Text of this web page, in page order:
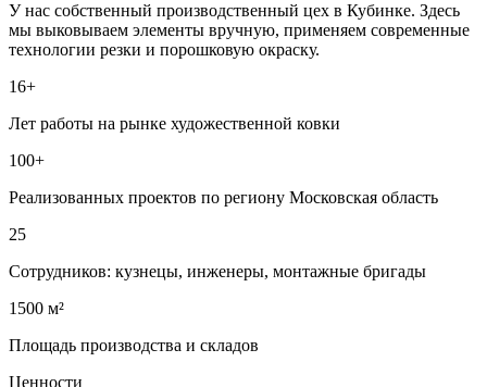
У нас собственный производственный цех в Кубинке. Здесь
мы выковываем элементы вручную, применяем современные
технологии резки и порошковую окраску.
16+
Лет работы на рынке художественной ковки
100+
Реализованных проектов по региону Московская область
25
Сотрудников: кузнецы, инженеры, монтажные бригады
1500 м²
Площадь производства и складов
Ценности